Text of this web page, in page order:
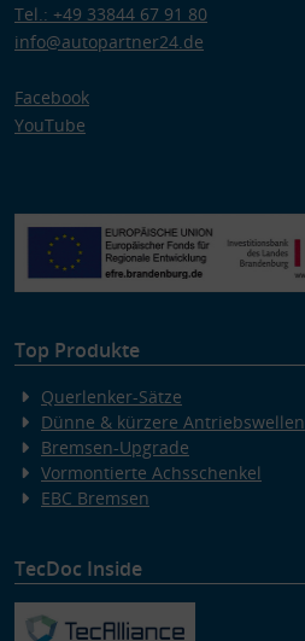
Tel.: +49 33844 67 91 80
info@autopartner24.de
Facebook
YouTube
Top Produkte
Querlenker-Sätze
Dünne & kürzere Antriebswellen
Bremsen-Upgrade
Vormontierte Achsschenkel
EBC Bremsen
TecDoc Inside